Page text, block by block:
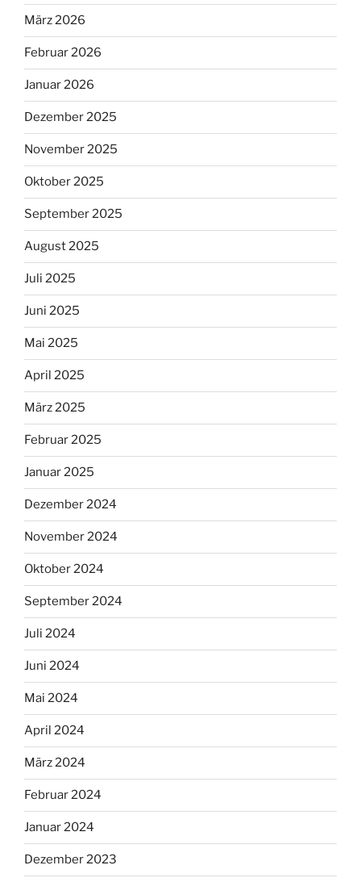
März 2026
Februar 2026
Januar 2026
Dezember 2025
November 2025
Oktober 2025
September 2025
August 2025
Juli 2025
Juni 2025
Mai 2025
April 2025
März 2025
Februar 2025
Januar 2025
Dezember 2024
November 2024
Oktober 2024
September 2024
Juli 2024
Juni 2024
Mai 2024
April 2024
März 2024
Februar 2024
Januar 2024
Dezember 2023